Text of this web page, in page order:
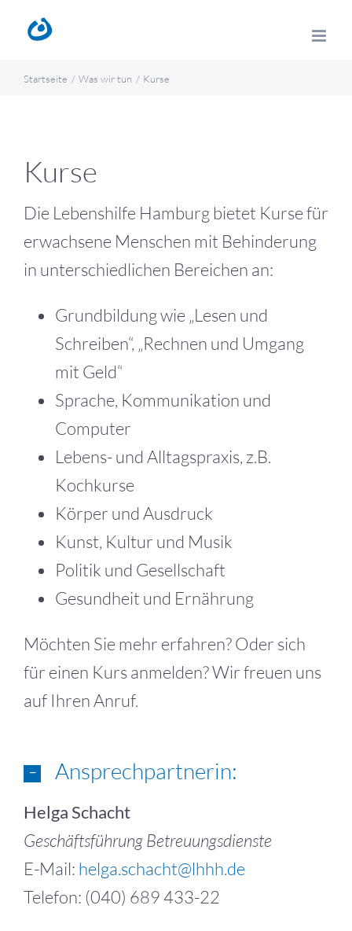
Inhalt
Startseite Was wir tun Kurse
Kurse
Die Lebenshilfe Hamburg bietet Kurse für
erwachsene Menschen mit Behinderung
in unterschiedlichen Bereichen an:
Grundbildung wie „Lesen und
Schreiben“, „Rechnen und Umgang
mit Geld“
Sprache, Kommunikation und
Computer
Lebens- und Alltagspraxis, z.B.
Kochkurse
Körper und Ausdruck
Kunst, Kultur und Musik
Politik und Gesellschaft
Gesundheit und Ernährung
Möchten Sie mehr erfahren? Oder sich
für einen Kurs anmelden? Wir freuen uns
auf Ihren Anruf.
Ansprechpartnerin:
Helga Schacht
Geschäftsführung Betreuungsdienste
E-Mail: helga.schacht@lhhh.de
Telefon: (040) 689 433-22